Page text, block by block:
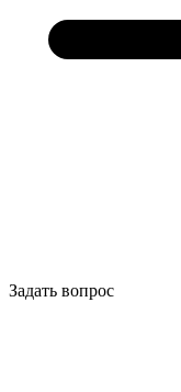
Задать вопрос